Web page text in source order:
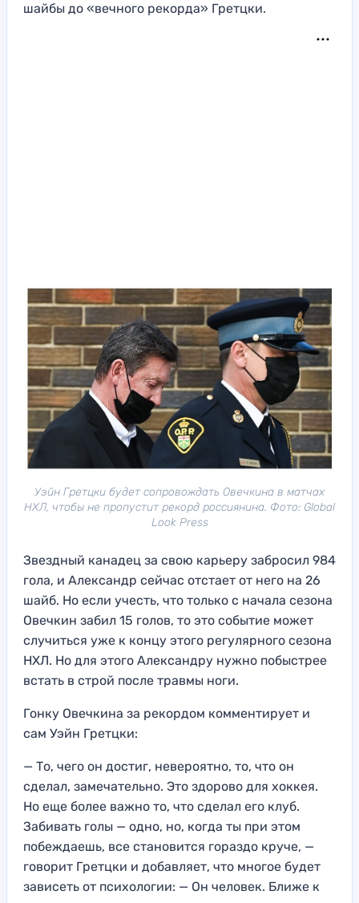
шайбы до «вечного рекорда» Гретцки.
Уэйн Гретцки будет сопровождать Овечкина в матчах
НХЛ, чтобы не пропустит рекорд россиянина. Фото: Global
Look Press
Звездный канадец за свою карьеру забросил 984
гола, и Александр сейчас отстает от него на 26
шайб. Но если учесть, что только с начала сезона
Овечкин забил 15 голов, то это событие может
случиться уже к концу этого регулярного сезона
НХЛ. Но для этого Александру нужно побыстрее
встать в строй после травмы ноги.
Гонку Овечкина за рекордом комментирует и
сам Уэйн Гретцки:
— То, чего он достиг, невероятно, то, что он
сделал, замечательно. Это здорово для хоккея.
Но еще более важно то, что сделал его клуб.
Забивать голы — одно, но, когда ты при этом
побеждаешь, все становится гораздо круче, —
говорит Гретцки и добавляет, что многое будет
зависеть от психологии: — Он человек. Ближе к